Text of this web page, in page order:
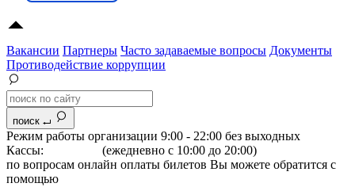
Вакансии Партнеры Часто задаваемые вопросы Документы
Противодействие коррупции
поиск
Режим работы организации 9:00 - 22:00 без выходных
Кассы:
(ежедневно с 10:00 до 20:00)
по вопросам онлайн оплаты билетов Вы можете обратится с
помощью